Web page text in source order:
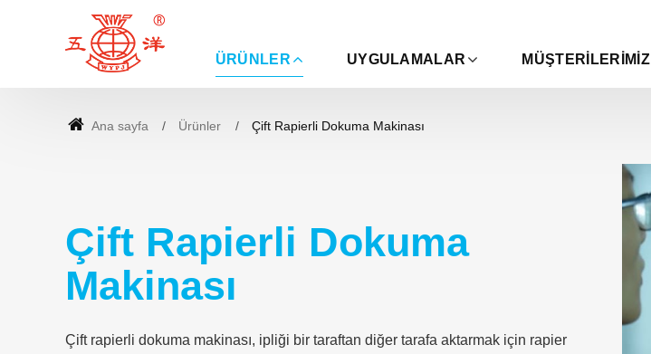
ÜRÜNLER UYGULAMALAR MÜŞTERILERIMIZ
Ana sayfa Ürünler Çift Rapierli Dokuma Makinası
Çift Rapierli Dokuma
Makinası
Çift rapierli dokuma makinası, ipliği bir taraftan diğer tarafa aktarmak için rapier